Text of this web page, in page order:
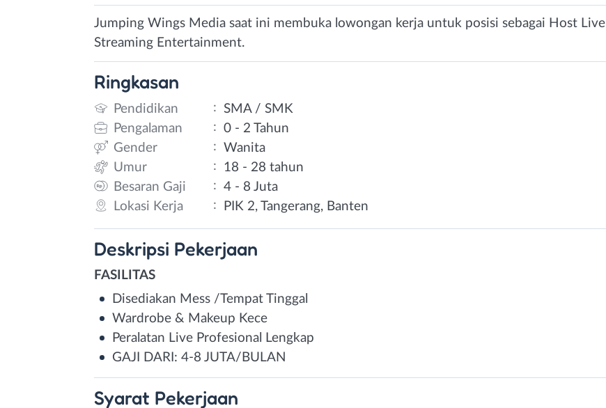
Jumping Wings Media saat ini membuka lowongan kerja untuk posisi sebagai Host Live
Streaming Entertainment.
Ringkasan
Pendidikan : SMA / SMK
Pengalaman
: 0 - 2 Tahun
Gender
: Wanita
Umur
:
18 - 28 tahun
Besaran Gaji
: 4 - 8 Juta
Lokasi Kerja
: PIK 2, Tangerang, Banten
Deskripsi Pekerjaan
FASILITAS
Disediakan Mess /Tempat Tinggal
Wardrobe & Makeup Kece
Peralatan Live Profesional Lengkap
GAJI DARI: 4-8 JUTA/BULAN
Syarat Pekerjaan